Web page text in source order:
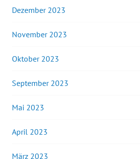
Dezember 2023
November 2023
Oktober 2023
September 2023
Mai 2023
April 2023
März 2023